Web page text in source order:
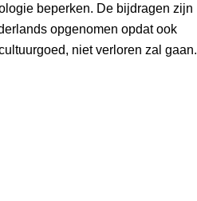
beperken. De bijdragen zijn
opgenomen opdat ook
niet verloren zal gaan.